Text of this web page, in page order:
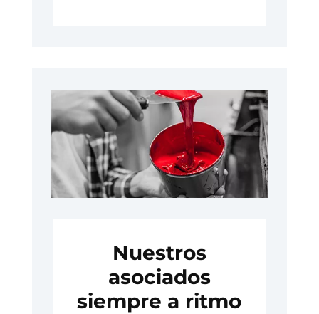
Nuestros
asociados
siempre a ritmo